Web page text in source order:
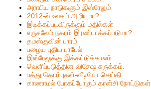
அராபிய நாடுகளும் இஸ்ரேலும்
2012-ல் உலகம் அழியுமா?
இடிக்கப்படவிருக்கும் மதில்கள்
எருசலேம் நகரம் இரண்டாக்கப்படுமா?
தமஸ்குவின் பாரம்
பழைய புதிய பாபேல்
இஸ்ரேலுக்கு இக்கட்டுக்காலம்
வெளிப்படுத்தின விசேஷ சுருக்கம்.
பத்து கொம்புகள்-வீடியோ செய்தி
காணாமல் போகப்போகும் கரன்சி நோட்டுகள்